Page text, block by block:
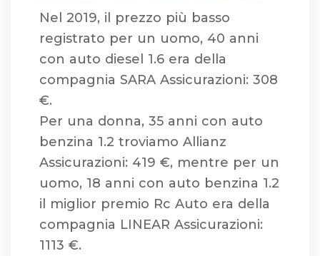
Nel 2019, il prezzo più basso
registrato per un uomo, 40 anni
con auto diesel 1.6 era della
compagnia SARA Assicurazioni: 308
€.
Per una donna, 35 anni con auto
benzina 1.2 troviamo Allianz
Assicurazioni: 419 €, mentre per un
uomo, 18 anni con auto benzina 1.2
il miglior premio Rc Auto era della
compagnia LINEAR Assicurazioni:
1113 €.